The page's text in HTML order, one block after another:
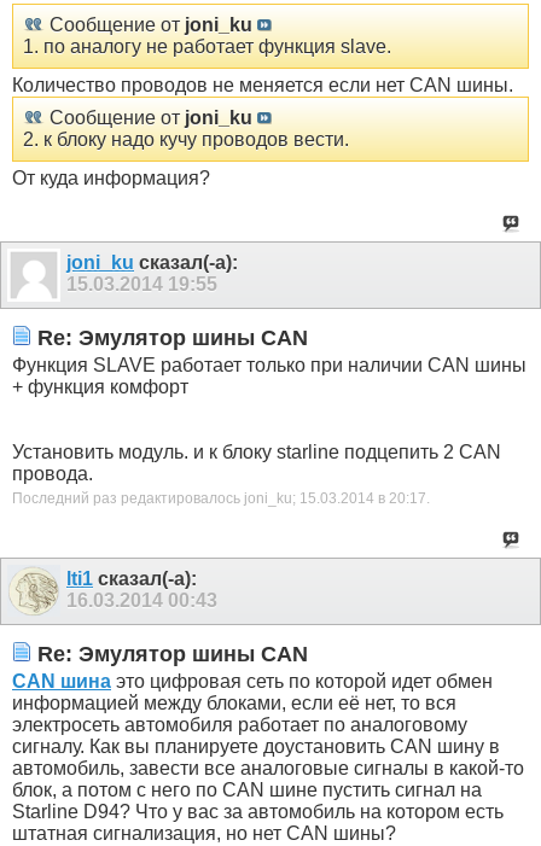
Сообщение от joni_ku
1. по аналогу не работает функция slave.
Количество проводов не меняется если нет CAN шины.
Сообщение от joni_ku
2. к блоку надо кучу проводов вести.
От куда информация?
joni_ku сказал(-а):
15.03.2014 19:55
Re: Эмулятор шины CAN
Функция SLAVE работает только при наличии CAN шины
+ функция комфорт
Установить модуль. и к блоку starline подцепить 2 CAN
провода.
Последний раз редактировалось joni_ku; 15.03.2014 в 20:17
lti1 сказал(-а):
16.03.2014 00:43
Re: Эмулятор шины CAN
CAN шина это цифровая сеть по которой идет обмен
информацией между блоками, если её нет, то вся
электросеть автомобиля работает по аналоговому
сигналу. Как вы планируете доустановить CAN шину в
автомобиль, завести все аналоговые сигналы в какой-то
блок, а потом с него по CAN шине пустить сигнал на
Starline D94? Что у вас за автомобиль на котором есть
штатная сигнализация, но нет CAN шины?